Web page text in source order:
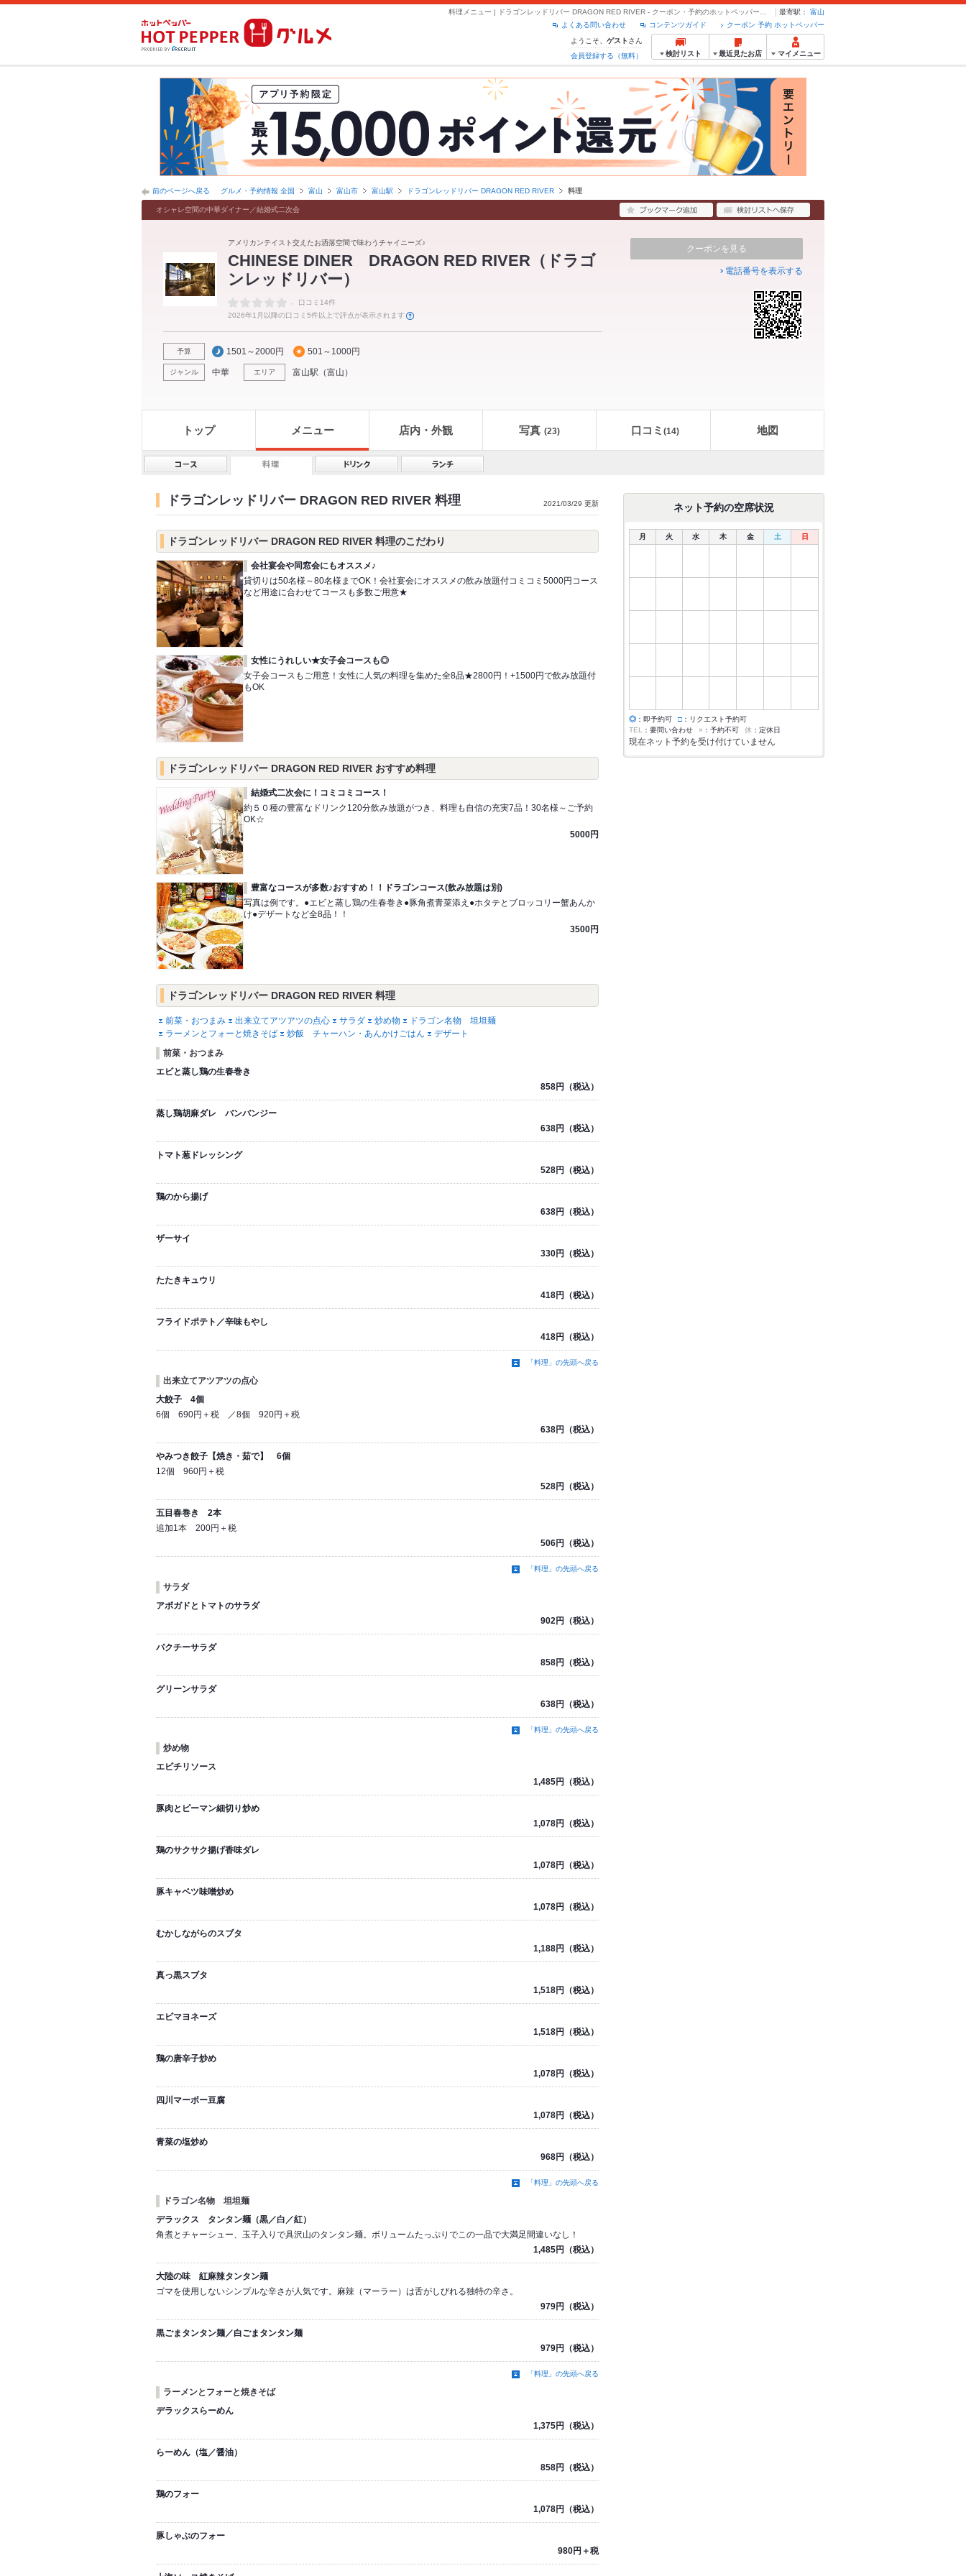
最寄駅：
富山
クーポン 予約 ホットペッパー
コンテンツガイド
よくある問い合わせ
ようこそ、 ゲスト さん
会員登録する（無料）
検討リスト 最近見たお店 マイメニュー
前のページへ戻る グルメ・予約情報 全国 富山 富山市 富山駅 ドラゴンレッドリバー DRAGON RED RIVER 料理
オシャレ空間の中華ダイナー／結婚式二次会
アメリカンテイスト交えたお洒落空間で味わうチャイニーズ♪
CHINESE DINER DRAGON RED RIVER（ドラゴ
ンレッドリバー）
-
口コミ14件
2026年1月以降の口コミ5件以上で評点が表示されます
予算 1501～2000円 501～1000円
ジャンル 中華 エリア 富山駅 （富山 ）
クーポンを見る
電話番号を表示する
トップ メニュー 店内・外観 写真 (23) 口コミ (14) 地図
ドラゴンレッドリバー DRAGON RED RIVER 料理 2021/03/29 更新
ドラゴンレッドリバー DRAGON RED RIVER 料理のこだわり
会社宴会や同窓会にもオススメ♪
貸切りは50名様～80名様までOK！会社宴会にオススメの飲み放題付コミコミ5000円コース
など用途に合わせてコースも多数ご用意★
女性にうれしい★女子会コースも◎
女子会コースもご用意！女性に人気の料理を集めた全8品★2800円！+1500円で飲み放題付
もOK
ドラゴンレッドリバー DRAGON RED RIVER おすすめ料理
結婚式二次会に！コミコミコース！
約５０種の豊富なドリンク120分飲み放題がつき、料理も自信の充実7品！30名様～ご予約
OK☆
5000円
豊富なコースが多数♪おすすめ！！ドラゴンコース(飲み放題は別)
写真は例です。●エビと蒸し鶏の生春巻き●豚角煮青菜添え●ホタテとブロッコリー蟹あんか
け●デザートなど全8品！！
3500円
ドラゴンレッドリバー DRAGON RED RIVER 料理
前菜・おつまみ 出来立てアツアツの点心 サラダ 炒め物
ドラゴン名物 坦坦麺
ラーメンとフォーと焼きそば
炒飯 チャーハン・あんかけごはん
デザート
前菜・おつまみ
エビと蒸し鶏の生春巻き
858円（税込）
蒸し鶏胡麻ダレ バンバンジー
638円（税込）
トマト葱ドレッシング
528円（税込）
鶏のから揚げ
638円（税込）
ザーサイ
330円（税込）
たたきキュウリ
418円（税込）
フライドポテト／辛味もやし
418円（税込）
「料理」の先頭へ戻る
出来立てアツアツの点心
大餃子 4個
6個 690円＋税 ／8個 920円＋税
638円（税込）
やみつき餃子【焼き・茹で】 6個
12個 960円＋税
528円（税込）
五目春巻き 2本
追加1本 200円＋税
506円（税込）
「料理」の先頭へ戻る
サラダ
アボガドとトマトのサラダ
902円（税込）
パクチーサラダ
858円（税込）
グリーンサラダ
638円（税込）
「料理」の先頭へ戻る
炒め物
エビチリソース
1,485円（税込）
豚肉とピーマン細切り炒め
1,078円（税込）
鶏のサクサク揚げ香味ダレ
1,078円（税込）
豚キャベツ味噌炒め
1,078円（税込）
むかしながらのスブタ
1,188円（税込）
真っ黒スブタ
1,518円（税込）
エビマヨネーズ
1,518円（税込）
鶏の唐辛子炒め
1,078円（税込）
四川マーボー豆腐
1,078円（税込）
青菜の塩炒め
968円（税込）
「料理」の先頭へ戻る
ドラゴン名物 坦坦麺
デラックス タンタン麺（黒／白／紅）
角煮とチャーシュー、玉子入りで具沢山のタンタン麺。ボリュームたっぷりでこの一品で大満足間違いなし！
1,485円（税込）
大陸の味 紅麻辣タンタン麺
ゴマを使用しないシンプルな辛さが人気です。麻辣（マーラー）は舌がしびれる独特の辛さ。
979円（税込）
黒ごまタンタン麺／白ごまタンタン麺
979円（税込）
「料理」の先頭へ戻る
ラーメンとフォーと焼きそば
デラックスらーめん
1,375円（税込）
らーめん（塩／醤油）
858円（税込）
鶏のフォー
1,078円（税込）
豚しゃぶのフォー
980円＋税
ネット予約の空席状況
月 火 水 木 金 土 日
◎ ：即予約可 □ ：リクエスト予約可
TEL
：要問い合わせ × ：予約不可 休 ：定休日
現在ネット予約を受け付けていません